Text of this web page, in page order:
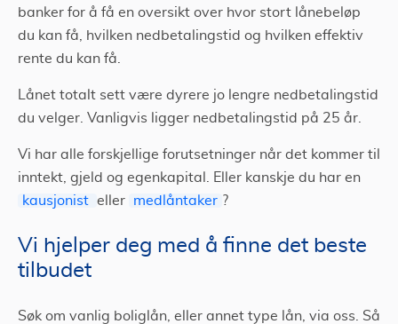
banker for å få en oversikt over hvor stort lånebeløp
du kan få, hvilken nedbetalingstid og hvilken effektiv
rente du kan få.
Lånet totalt sett være dyrere jo lengre nedbetalingstid
du velger. Vanligvis ligger nedbetalingstid på 25 år.
Vi har alle forskjellige forutsetninger når det kommer til
inntekt, gjeld og egenkapital. Eller kanskje du har en
kausjonist eller medlåntaker ?
Vi hjelper deg med å finne det beste
tilbudet
Søk om vanlig boliglån, eller annet type lån, via oss. Så